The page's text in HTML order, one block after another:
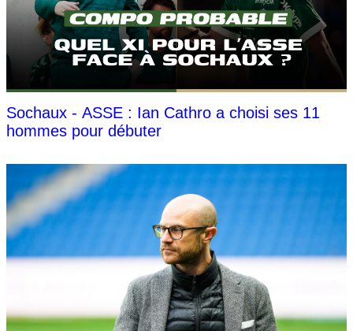
Sochaux - ASSE : Ian Cathro a choisi ses 11
hommes pour débuter